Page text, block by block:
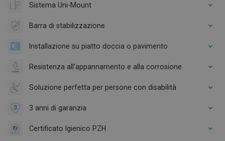
Sistema Uni-Mount
Barra di stabilizzazione
Installazione su piatto doccia o pavimento
Resistenza all'appannamento e alla corrosione
Soluzione perfetta per persone con disabilità
3 anni di garanzia
Certificato Igienico PZH